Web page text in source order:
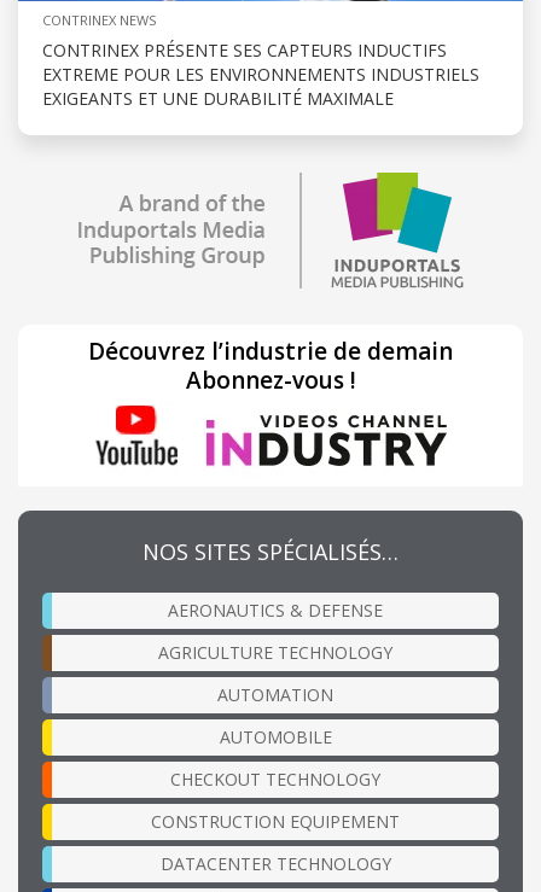
CONTRINEX NEWS
CONTRINEX PRÉSENTE SES CAPTEURS INDUCTIFS
EXTREME POUR LES ENVIRONNEMENTS INDUSTRIELS
EXIGEANTS ET UNE DURABILITÉ MAXIMALE
Découvrez l’industrie de demain
Abonnez-vous !
NOS SITES SPÉCIALISÉS…
AERONAUTICS & DEFENSE
AGRICULTURE TECHNOLOGY
AUTOMATION
AUTOMOBILE
CHECKOUT TECHNOLOGY
CONSTRUCTION EQUIPEMENT
DATACENTER TECHNOLOGY